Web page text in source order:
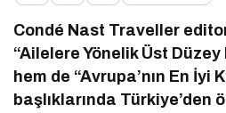
Condé Nast Traveller
“Ailelere Yönelik Üst
hem de “Avrupa’nın En İyi
başlıklarında Türkiye’den